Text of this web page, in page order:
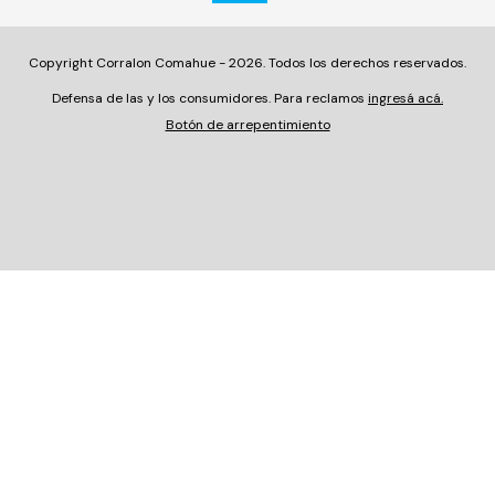
Copyright Corralon Comahue - 2026. Todos los derechos reservados.
Defensa de las y los consumidores. Para reclamos ingresá acá.
Botón de arrepentimiento